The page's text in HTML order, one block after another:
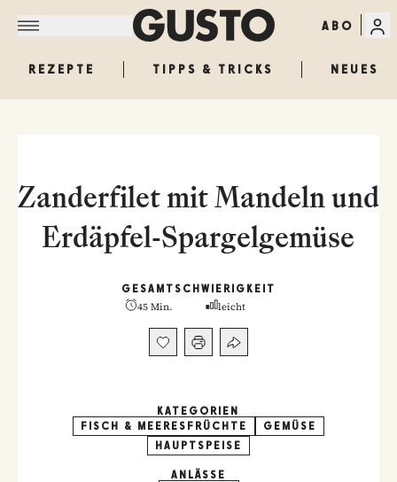
ABO
REZEPTE TIPPS & TRICKS NEUES
Zanderfilet mit Mandeln und
Erdäpfel-Spargelgemüse
GESAMT
45 Min.
SCHWIERIGKEIT
leicht
KATEGORIEN
FISCH & MEERESFRÜCHTE
GEMÜSE
HAUPTSPEISE
ANLÄSSE